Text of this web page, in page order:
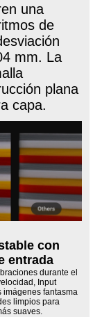
una
de
mm. La
plana
capa.
con
entrada
durante el
Input
fantasma
limpios para
suaves.